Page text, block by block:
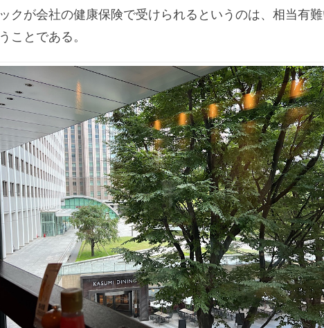
クが会社の健康保険で受けられるというのは、相当有
ことである。